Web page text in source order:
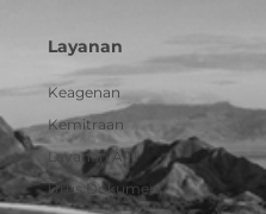
Layanan
Keagenan
Kemitraan
Layanan API
Urus Dokumen